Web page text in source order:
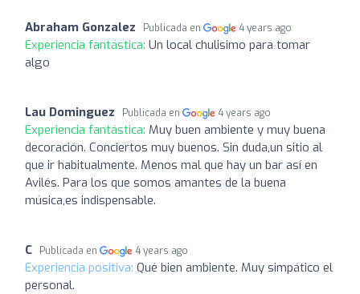
Abraham Gonzalez Publicada en 4 years ago
Experiencia fantástica: Un local chulisimo para tomar
algo
Lau Dominguez Publicada en 4 years ago
Experiencia fantástica: Muy buen ambiente y muy buena
decoración. Conciertos muy buenos. Sin duda,un sitio al
que ir habitualmente. Menos mal que hay un bar así en
Avilés. Para los que somos amantes de la buena
música,es indispensable.
C Publicada en 4 years ago
Experiencia positiva: Qué bien ambiente. Muy simpático el
personal.